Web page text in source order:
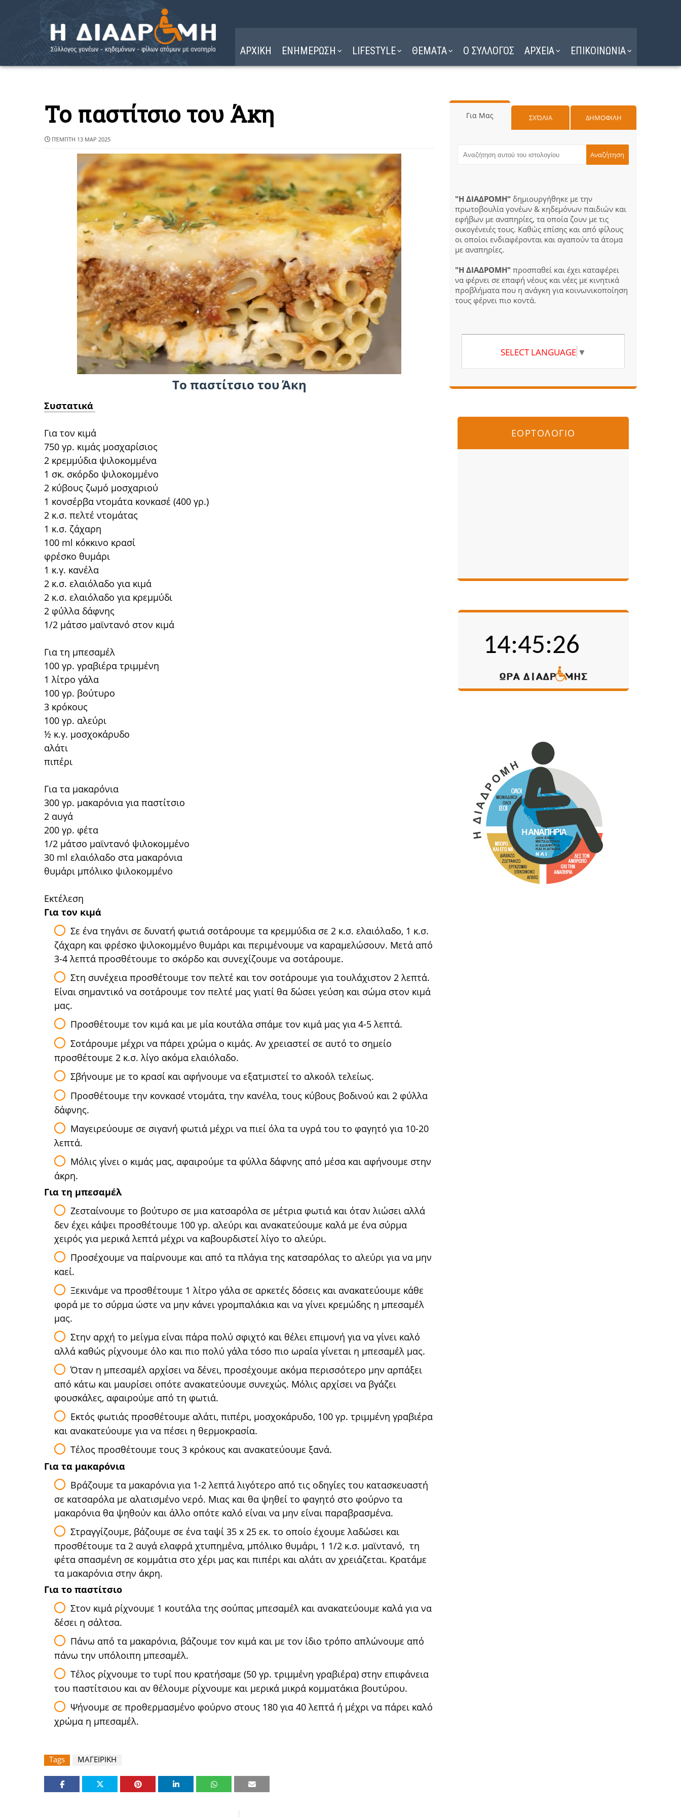
ΑΡΧΙΚΗ ΕΝΗΜΕΡΩΣΗ LIFESTYLE ΘΕΜΑΤΑ Ο ΣΥΛΛΟΓΟΣ ΑΡΧΕΙΑ ΕΠΙΚΟΙΝΩΝΙΑ
Το παστίτσιο του Άκη
ΠΈΜΠΤΗ 13 ΜΑΡ 2025
Το παστίτσιο του Άκη
Συστατικά
Για τον κιμά
750 γρ. κιμάς μοσχαρίσιος
2 κρεμμύδια ψιλοκομμένα
1 σκ. σκόρδο ψιλοκομμένο
2 κύβους ζωμό μοσχαριού
1 κονσέρβα ντομάτα κονκασέ (400 γρ.)
2 κ.σ. πελτέ ντομάτας
1 κ.σ. ζάχαρη
100 ml κόκκινο κρασί
φρέσκo θυμάρι
1 κ.γ. κανέλα
2 κ.σ. ελαιόλαδο για κιμά
2 κ.σ. ελαιόλαδο για κρεμμύδι
2 φύλλα δάφνης
1/2 μάτσο μαϊντανό στον κιμά
Για τη μπεσαμέλ
100 γρ. γραβιέρα τριμμένη
1 λίτρο γάλα
100 γρ. βούτυρο
3 κρόκους
100 γρ. αλεύρι
½ κ.γ. μοσχοκάρυδο
αλάτι
πιπέρι
Για τα μακαρόνια
300 γρ. μακαρόνια για παστίτσιο
2 αυγά
200 γρ. φέτα
1/2 μάτσο μαϊντανό ψιλοκομμένο
30 ml ελαιόλαδο στα μακαρόνια
θυμάρι μπόλικο ψιλοκομμένο
Εκτέλεση
Για τον κιμά
Σε ένα τηγάνι σε δυνατή φωτιά σοτάρουμε τα κρεμμύδια σε 2 κ.σ. ελαιόλαδο, 1 κ.σ.
ζάχαρη και φρέσκο ψιλοκομμένο θυμάρι και περιμένουμε να καραμελώσουν. Μετά από
3-4 λεπτά προσθέτουμε το σκόρδο και συνεχίζουμε να σοτάρουμε.
Στη συνέχεια προσθέτουμε τον πελτέ και τον σοτάρουμε για τουλάχιστον 2 λεπτά.
Είναι σημαντικό να σοτάρουμε τον πελτέ μας γιατί θα δώσει γεύση και σώμα στον κιμά
μας.
Προσθέτουμε τον κιμά και με μία κουτάλα σπάμε τον κιμά μας για 4-5 λεπτά.
Σοτάρουμε μέχρι να πάρει χρώμα ο κιμάς. Αν χρειαστεί σε αυτό το σημείο
προσθέτουμε 2 κ.σ. λίγο ακόμα ελαιόλαδο.
Σβήνουμε με το κρασί και αφήνουμε να εξατμιστεί το αλκοόλ τελείως.
Προσθέτουμε την κονκασέ ντομάτα, την κανέλα, τους κύβους βοδινού και 2 φύλλα
δάφνης.
Μαγειρεύουμε σε σιγανή φωτιά μέχρι να πιεί όλα τα υγρά του το φαγητό για 10-20
λεπτά.
Μόλις γίνει ο κιμάς μας, αφαιρούμε τα φύλλα δάφνης από μέσα και αφήνουμε στην
άκρη.
Για τη μπεσαμέλ
Ζεσταίνουμε το βούτυρο σε μια κατσαρόλα σε μέτρια φωτιά και όταν λιώσει αλλά
δεν έχει κάψει προσθέτουμε 100 γρ. αλεύρι και ανακατεύουμε καλά με ένα σύρμα
χειρός για μερικά λεπτά μέχρι να καβουρδιστεί λίγο το αλεύρι.
Προσέχουμε να παίρνουμε και από τα πλάγια της κατσαρόλας το αλεύρι για να μην
καεί.
Ξεκινάμε να προσθέτουμε 1 λίτρο γάλα σε αρκετές δόσεις και ανακατεύουμε κάθε
φορά με το σύρμα ώστε να μην κάνει γρομπαλάκια και να γίνει κρεμώδης η μπεσαμέλ
μας.
Στην αρχή το μείγμα είναι πάρα πολύ σφιχτό και θέλει επιμονή για να γίνει καλό
αλλά καθώς ρίχνουμε όλο και πιο πολύ γάλα τόσο πιο ωραία γίνεται η μπεσαμέλ μας.
Όταν η μπεσαμέλ αρχίσει να δένει, προσέχουμε ακόμα περισσότερο μην αρπάξει
από κάτω και μαυρίσει οπότε ανακατεύουμε συνεχώς. Μόλις αρχίσει να βγάζει
φουσκάλες, αφαιρούμε από τη φωτιά.
Εκτός φωτιάς προσθέτουμε αλάτι, πιπέρι, μοσχοκάρυδο, 100 γρ. τριμμένη γραβιέρα
και ανακατεύουμε για να πέσει η θερμοκρασία.
Τέλος προσθέτουμε τους 3 κρόκους και ανακατεύουμε ξανά.
Για τα μακαρόνια
Βράζουμε τα μακαρόνια για 1-2 λεπτά λιγότερο από τις οδηγίες του κατασκευαστή
σε κατσαρόλα με αλατισμένο νερό. Μιας και θα ψηθεί το φαγητό στο φούρνο τα
μακαρόνια θα ψηθούν και άλλο οπότε καλό είναι να μην είναι παραβρασμένα.
Στραγγίζουμε, βάζουμε σε ένα ταψί 35 x 25 εκ. το οποίο έχουμε λαδώσει και
προσθέτουμε τα 2 αυγά ελαφρά χτυπημένα, μπόλικο θυμάρι, 1 1/2 κ.σ. μαϊντανό, τη
φέτα σπασμένη σε κομμάτια στο χέρι μας και πιπέρι και αλάτι αν χρειάζεται. Κρατάμε
τα μακαρόνια στην άκρη.
Για το παστίτσιο
Στον κιμά ρίχνουμε 1 κουτάλα της σούπας μπεσαμέλ και ανακατεύουμε καλά για να
δέσει η σάλτσα.
Πάνω από τα μακαρόνια, βάζουμε τον κιμά και με τον ίδιο τρόπο απλώνουμε από
πάνω την υπόλοιπη μπεσαμέλ.
Τέλος ρίχνουμε το τυρί που κρατήσαμε (50 γρ. τριμμένη γραβιέρα) στην επιφάνεια
του παστίτσιου και αν θέλουμε ρίχνουμε και μερικά μικρά κομματάκια βουτύρου.
Ψήνουμε σε προθερμασμένο φούρνο στους 180 για 40 λεπτά ή μέχρι να πάρει καλό
χρώμα η μπεσαμέλ.
Tags ΜΑΓΕΙΡΙΚΗ
Για Μας ΣΧΌΛΙΑ ΔΗΜΟΦΙΛΗ
"Η ΔΙΑΔΡΟΜΗ" δημιουργήθηκε με την
πρωτοβουλία γονέων & κηδεμόνων παιδιών και
εφήβων με αναπηρίες, τα οποία ζουν με τις
οικογένειές τους. Καθώς επίσης και από φίλους
οι οποίοι ενδιαφέρονται και αγαπούν τα άτομα
με αναπηρίες.
"Η ΔΙΑΔΡΟΜΗ" προσπαθεί και έχει καταφέρει
να φέρνει σε επαφή νέους και νέες με κινητικά
προβλήματα που η ανάγκη για κοινωνικοποίηση
τους φέρνει πιο κοντά.
SELECT LANGUAGE ▼
ΕΟΡΤΟΛΟΓΙΟ